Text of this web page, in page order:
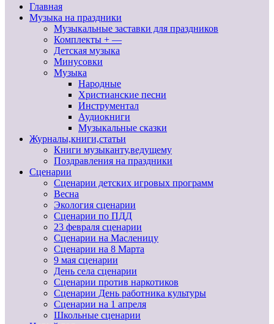
Главная
Музыка на праздники
Музыкальные заставки для праздников
Комплекты + —
Детская музыка
Минусовки
Музыка
Народные
Христианские песни
Инструментал
Аудиокниги
Музыкальные сказки
Журналы,книги,статьи
Книги музыканту,ведущему
Поздравления на праздники
Сценарии
Сценарии детских игровых программ
Весна
Экология сценарии
Сценарии по ПДД
23 февраля сценарии
Сценарии на Масленицу
Сценарии на 8 Марта
9 мая сценарии
День села сценарии
Сценарии против наркотиков
Сценарии День работника культуры
Сценарии на 1 апреля
Школьные сценарии